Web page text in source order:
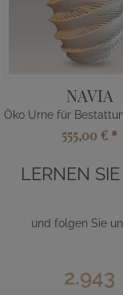
NAVIA
555,00 € *
LERNEN
und folgen Sie
2.943